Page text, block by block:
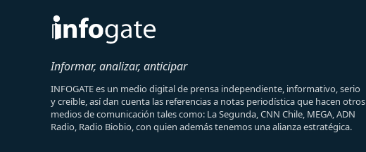
Informar, analizar, anticipar
INFOGATE es un medio digital de prensa independiente, informativo, serio
y creíble, así dan cuenta las referencias a notas periodística que hacen otros
medios de comunicación tales como: La Segunda, CNN Chile, MEGA, ADN
Radio, Radio Biobio, con quien además tenemos una alianza estratégica.